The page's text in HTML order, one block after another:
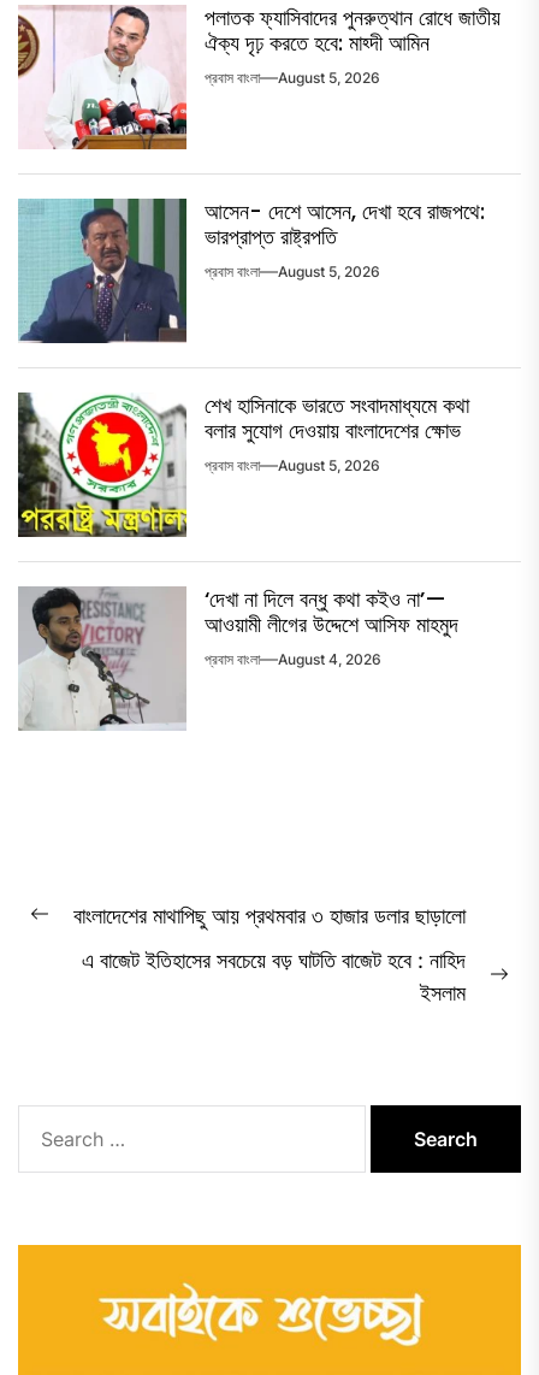
পলাতক ফ্যাসিবাদের পুনরুত্থান রোধে জাতীয়
ঐক্য দৃঢ় করতে হবে: মাহ্দী আমিন
প্রবাস বাংলা August 5, 2026
আসেন- দেশে আসেন, দেখা হবে রাজপথে:
ভারপ্রাপ্ত রাষ্ট্রপতি
প্রবাস বাংলা August 5, 2026
শেখ হাসিনাকে ভারতে সংবাদমাধ্যমে কথা
বলার সুযোগ দেওয়ায় বাংলাদেশের ক্ষোভ
প্রবাস বাংলা August 5, 2026
‘দেখা না দিলে বন্ধু কথা কইও না’—
আওয়ামী লীগের উদ্দেশে আসিফ মাহমুদ
প্রবাস বাংলা August 4, 2026
Post
navigation
Previous
বাংলাদেশের মাথাপিছু আয় প্রথমবার ৩ হাজার ডলার ছাড়ালো
এ বাজেট ইতিহাসের সবচেয়ে বড় ঘাটতি বাজেট হবে : নাহিদ
ইসলাম
for: